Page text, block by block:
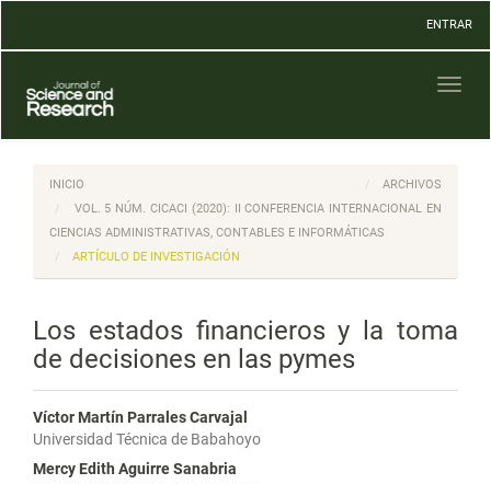
Contenido
Barra
lateral
ENTRAR
INICIO
ARCHIVOS
VOL. 5 NÚM. CICACI (2020): II CONFERENCIA INTERNACIONAL EN
CIENCIAS ADMINISTRATIVAS, CONTABLES E INFORMÁTICAS
ARTÍCULO DE INVESTIGACIÓN
Los estados financieros y la toma
de decisiones en las pymes
Víctor Martín Parrales Carvajal
Universidad Técnica de Babahoyo
Mercy Edith Aguirre Sanabria